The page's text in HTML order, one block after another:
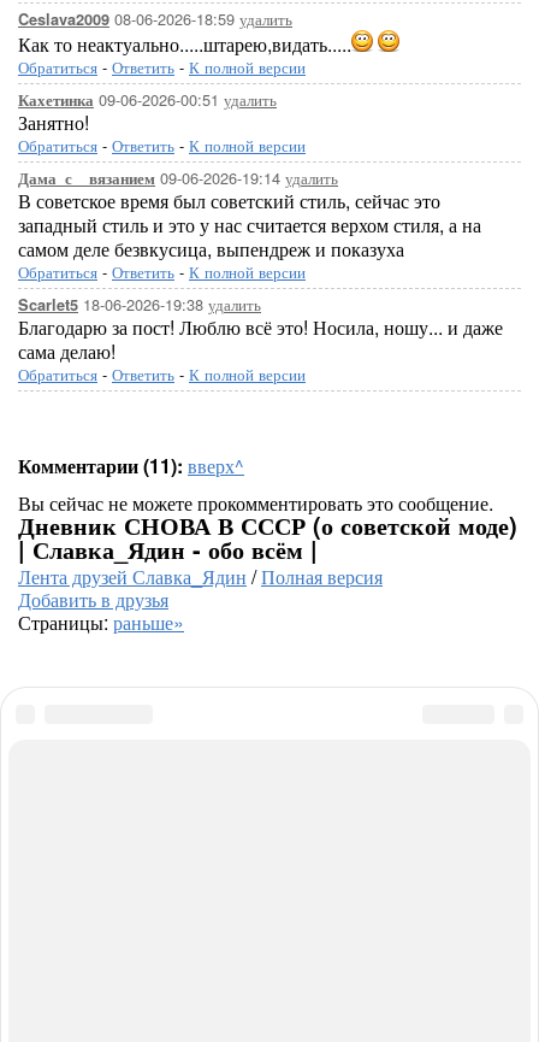
Ceslava2009 08-06-2026-18:59 удалить
Как то неактуально.....штарею,видать.....
Обратиться - Ответить - К полной версии
Кахетинка 09-06-2026-00:51 удалить
Занятно!
Обратиться - Ответить - К полной версии
Дама_с__вязанием 09-06-2026-19:14 удалить
В советское время был советский стиль, сейчас это
западный стиль и это у нас считается верхом стиля, а на
самом деле безвкусица, выпендреж и показуха
Обратиться - Ответить - К полной версии
Scarlet5 18-06-2026-19:38 удалить
Благодарю за пост! Люблю всё это! Носила, ношу... и даже
сама делаю!
Обратиться - Ответить - К полной версии
Комментарии (11): вверх^
Вы сейчас не можете прокомментировать это сообщение.
Дневник СНОВА В СССР (о советской моде)
| Славка_Ядин - обо всём |
Лента друзей Славка_Ядин /Полная версия
Добавить в друзья
Страницы: раньше»